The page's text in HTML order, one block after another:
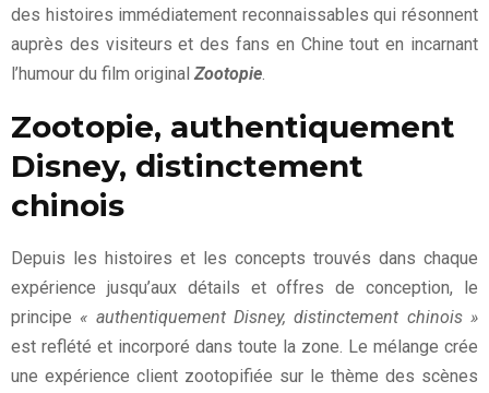
des histoires immédiatement reconnaissables qui résonnent
auprès des visiteurs et des fans en Chine tout en incarnant
l’humour du film originalZootopie.
Zootopie, authentiquement
Disney, distinctement
chinois
Depuis les histoires et les concepts trouvés dans chaque
expérience jusqu’aux détails et offres de conception, le
principe « authentiquement Disney, distinctement chinois »
est reflété et incorporé dans toute la zone. Le mélange crée
une expérience client zootopifiée sur le thème des scènes